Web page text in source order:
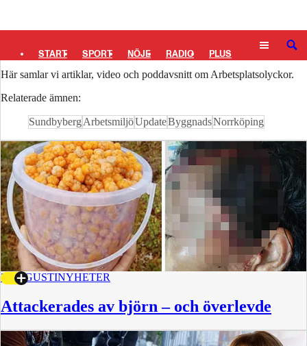
START SPORT NÖJE RADIO PLUS SÖK
Arbetsplatsolyckor
Här samlar vi artiklar, video och poddavsnitt om Arbetsplatsolyckor.
Relaterade ämnen:
SundbybergArbetsmiljöUpdateByggnadsNorrköping
3 AUGUSTINYHETER
Attackerades av björn – och överlevde